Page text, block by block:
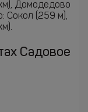
Домодедово
Сокол (259 м),
Садовое